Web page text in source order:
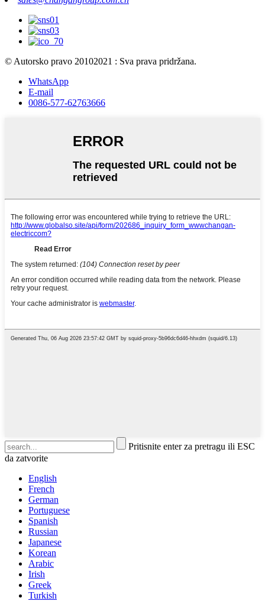
© Autorsko pravo 20102021 : Sva prava pridržana.
WhatsApp
E-mail
0086-577-62763666
Pritisnite enter za pretragu ili ESC
da zatvorite
English
French
German
Portuguese
Spanish
Russian
Japanese
Korean
Arabic
Irish
Greek
Turkish